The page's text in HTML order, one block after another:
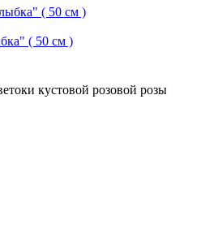
( 50 см )
кустовой розовой розы